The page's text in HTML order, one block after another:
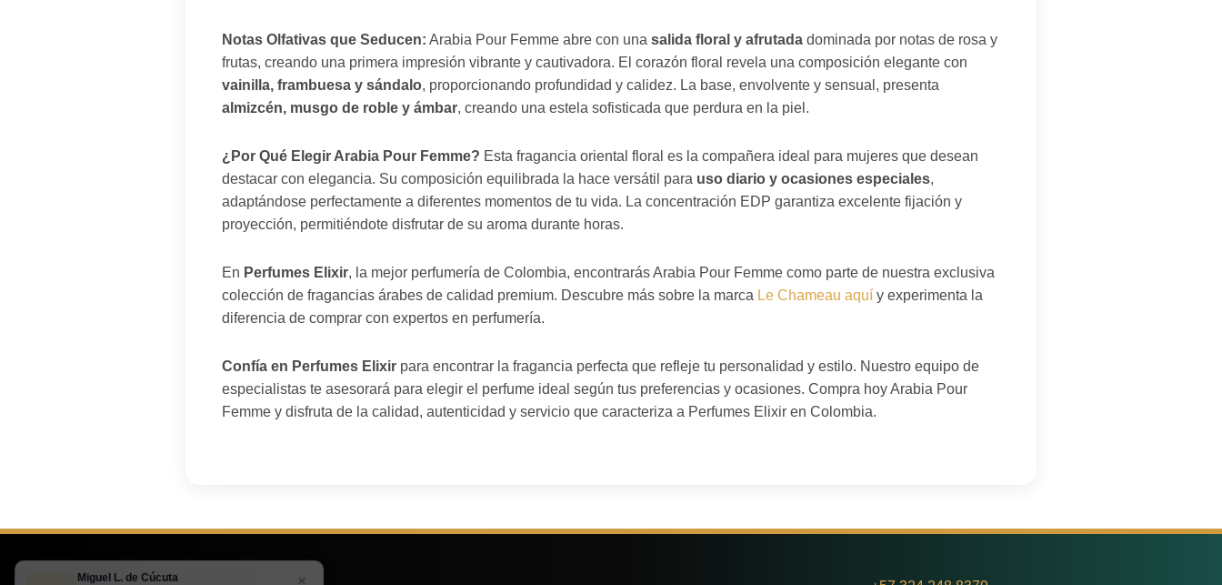
Notas Olfativas que Seducen: Arabia Pour Femme abre con una salida floral y afrutada dominada por notas de rosa y
frutas, creando una primera impresión vibrante y cautivadora. El corazón floral revela una composición elegante con
vainilla, frambuesa y sándalo, proporcionando profundidad y calidez. La base, envolvente y sensual, presenta
almizcén, musgo de roble y ámbar, creando una estela sofisticada que perdura en la piel.
¿Por Qué Elegir Arabia Pour Femme? Esta fragancia oriental floral es la compañera ideal para mujeres que desean
destacar con elegancia. Su composición equilibrada la hace versátil para uso diario y ocasiones especiales,
adaptándose perfectamente a diferentes momentos de tu vida. La concentración EDP garantiza excelente fijación y
proyección, permitiéndote disfrutar de su aroma durante horas.
En Perfumes Elixir, la mejor perfumería de Colombia, encontrarás Arabia Pour Femme como parte de nuestra exclusiva
colección de fragancias árabes de calidad premium. Descubre más sobre la marca Le Chameau aquí y experimenta la
diferencia de comprar con expertos en perfumería.
Confía en Perfumes Elixir para encontrar la fragancia perfecta que refleje tu personalidad y estilo. Nuestro equipo de
especialistas te asesorará para elegir el perfume ideal según tus preferencias y ocasiones. Compra hoy Arabia Pour
Femme y disfruta de la calidad, autenticidad y servicio que caracteriza a Perfumes Elixir en Colombia.
Miguel L. de Cúcuta
×